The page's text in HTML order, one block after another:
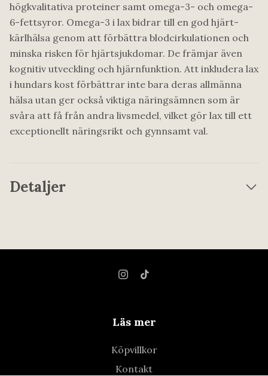
högkvalitativa proteiner samt omega-3- och omega-
6-fettsyror. Omega-3 i lax bidrar till en god hjärt-
kärlhälsa genom att förbättra blodcirkulationen och
minska risken för hjärtsjukdomar. De främjar även
kognitiv utveckling och hjärnfunktion. Att inkludera lax
i hundars kost förbättrar inte bara deras allmänna
hälsa utan ger också viktiga näringsämnen som är
svåra att få från andra livsmedel, vilket gör lax till ett
exceptionellt näringsrikt och gynnsamt val.
Detaljer
Läs mer
Köpvillkor
Kontakt